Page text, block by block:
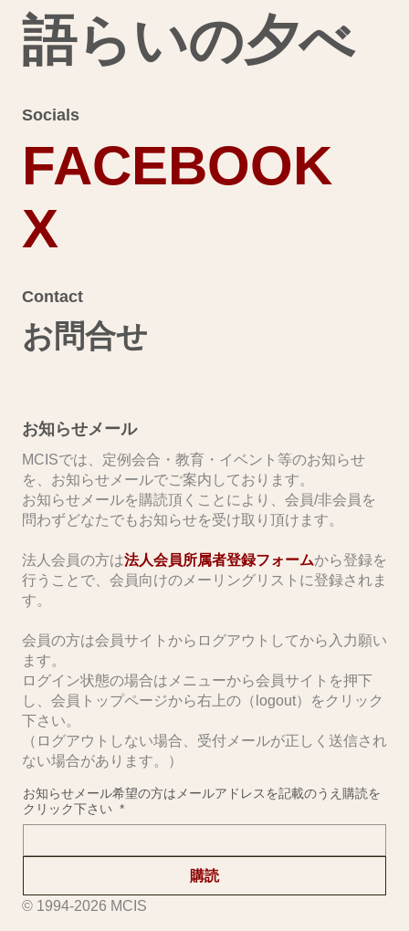
語らいの夕べ
Socials
FACEBOOK
X
Contact
お問合せ
お知らせメール
MCISでは、定例会合・教育・イベント等のお知らせ
を、お知らせメールでご案内しております。
お知らせメールを購読頂くことにより、会員/非会員を
問わずどなたでもお知らせを受け取り頂けます。
​法人会員の方は法人会員所属者登録フォームから登録を
行うことで、会員向けのメーリングリストに登録されま
す。
会員の方は会員サイトからログアウトしてから入力願い
ます。
ログイン状態の場合はメニューから会員サイトを押下
し、会員トップページから右上の（logout）をクリック
下さい。
（ログアウトしない場合、受付メールが正しく送信され
ない場合があります。）
© 1994-2026 MCIS
お知らせメール希望の方はメールアドレスを記載のうえ購読を
クリック下さい *
購読